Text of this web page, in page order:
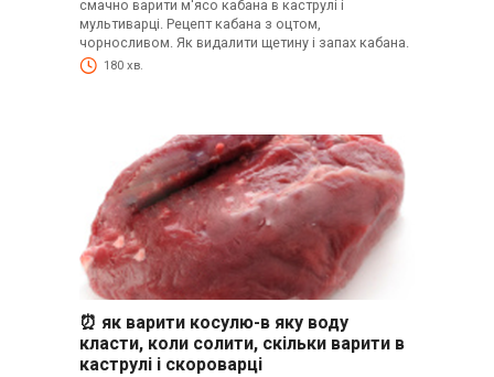
смачно варити м'ясо кабана в каструлі і
мультиварці. Рецепт кабана з оцтом,
чорносливом. Як видалити щетину і запах кабана.
180 хв.
⏰ як варити косулю-в яку воду
класти, коли солити, скільки варити в
каструлі і скороварці